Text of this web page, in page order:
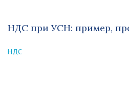
НДС при УСН: пример,
НДС